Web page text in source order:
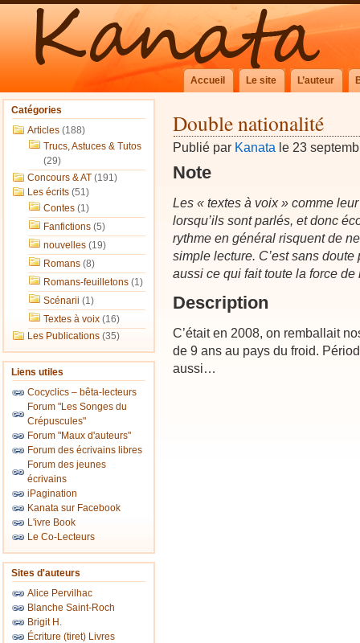
Accueil Le site L’auteur
Catégories
Articles (188)
Trucs, Astuces & Tutos
(29)
Concours & AT (191)
Les écrits (51)
Contes (1)
Fanfictions (5)
nouvelles (19)
Romans (8)
Romans-feuilletons (1)
Scénarii (1)
Textes à voix (16)
Les Publications (35)
Liens utiles
Cocyclics – bêta-lecteurs
Forum "Les Songes du
Crépuscules"
Forum "Maux d'auteurs"
Forum des écrivains libres
Forum des jeunes
écrivains
iPagination
Kanata sur Facebook
L'ivre Book
Le Co-Lecteurs
Sites d'auteurs
Alice Pervilhac
Blanche Saint-Roch
Brigit H.
Écriture (tiret) Livres
Double nationalité
Publié par Kanata le 23
Note
Les « textes à voix » comme
lorsqu’ils sont parlés, et donc
rythme en général risquent de
simple lecture. C’est sans
aussi ce qui fait toute la force
Description
C’était en 2008, on remballait
de 9 ans au pays du froid.
aussi…